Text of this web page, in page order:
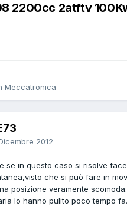
2200cc 2atftv
Meccatronica
2012
se in questo caso si risolve
che si può fare in
posizione veramente
lo hanno pulito poco tempo